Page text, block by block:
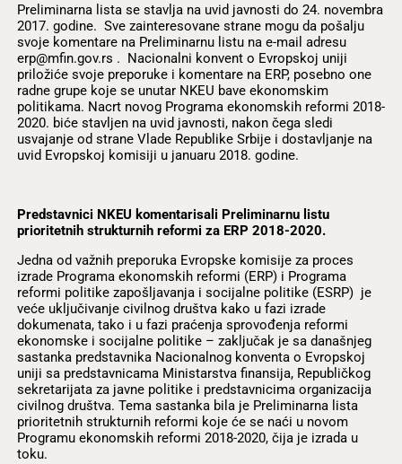
Preliminarna lista se stavlja na uvid javnosti do 24. novembra
2017. godine. Sve zainteresovane strane mogu da pošalju
svoje komentare na Preliminarnu listu na e-mail adresu
erp@mfin.gov.rs . Nacionalni konvent o Evropskoj uniji
priložiće svoje preporuke i komentare na ERP, posebno one
radne grupe koje se unutar NKEU bave ekonomskim
politikama. Nacrt novog Programa ekonomskih reformi 2018-
2020. biće stavljen na uvid javnosti, nakon čega sledi
usvajanje od strane Vlade Republike Srbije i dostavljanje na
uvid Evropskoj komisiji u januaru 2018. godine.
Predstavnici NKEU komentarisali Preliminarnu listu
prioritetnih strukturnih reformi za ERP 2018-2020.
Jedna od važnih preporuka Evropske komisije za proces
izrade Programa ekonomskih reformi (ERP) i Programa
reformi politike zapošljavanja i socijalne politike (ESRP) je
veće uključivanje civilnog društva kako u fazi izrade
dokumenata, tako i u fazi praćenja sprovođenja reformi
ekonomske i socijalne politike – zaključak je sa današnjeg
sastanka predstavnika Nacionalnog konventa o Evropskoj
uniji sa predstavnicama Ministarstva finansija, Republičkog
sekretarijata za javne politike i predstavnicima organizacija
civilnog društva. Tema sastanka bila je Preliminarna lista
prioritetnih strukturnih reformi koje će se naći u novom
Programu ekonomskih reformi 2018-2020, čija je izrada u
toku.